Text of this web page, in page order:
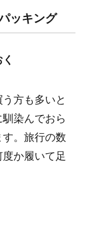
ッキング
方も多いと
染んでおら
。旅行の数
か履いて足